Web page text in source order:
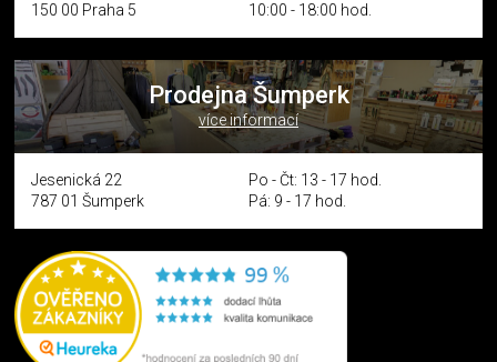
150 00 Praha 5
10:00 - 18:00 hod.
Prodejna Šumperk
více informací
Jesenická 22
787 01 Šumperk
Po - Čt: 13 - 17 hod.
Pá: 9 - 17 hod.